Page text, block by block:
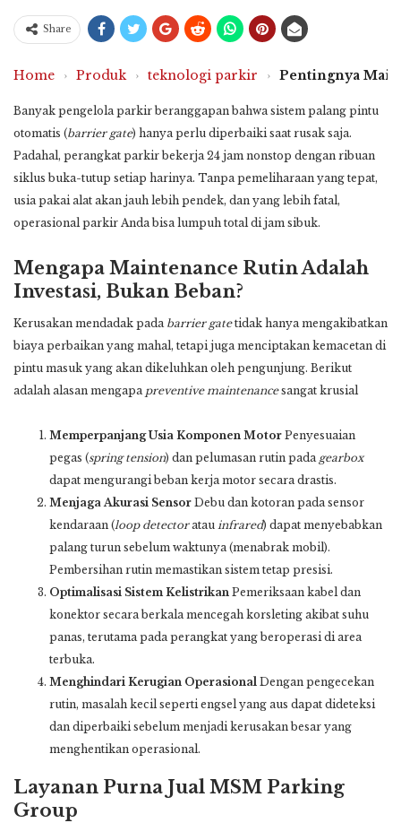
Share
Home › Produk › teknologi parkir › Pentingnya
Banyak pengelola parkir beranggapan bahwa sistem palang pintu
otomatis (barrier gate) hanya perlu diperbaiki saat rusak saja.
Padahal, perangkat parkir bekerja 24 jam nonstop dengan ribuan
siklus buka-tutup setiap harinya. Tanpa pemeliharaan yang tepat,
usia pakai alat akan jauh lebih pendek, dan yang lebih fatal,
operasional parkir Anda bisa lumpuh total di jam sibuk.
Mengapa Maintenance Rutin Adalah
Investasi, Bukan Beban?
Kerusakan mendadak pada barrier gatetidak hanya mengakibatkan
biaya perbaikan yang mahal, tetapi juga menciptakan kemacetan di
pintu masuk yang akan dikeluhkan oleh pengunjung. Berikut
adalah alasan mengapa preventive maintenancesangat krusial
Memperpanjang Usia Komponen Motor Penyesuaian
pegas (spring tension) dan pelumasan rutin pada gearbox
dapat mengurangi beban kerja motor secara drastis.
Menjaga Akurasi Sensor Debu dan kotoran pada sensor
kendaraan (loop detectoratau infrared) dapat menyebabkan
palang turun sebelum waktunya (menabrak mobil).
Pembersihan rutin memastikan sistem tetap presisi.
Optimalisasi Sistem Kelistrikan Pemeriksaan kabel dan
konektor secara berkala mencegah korsleting akibat suhu
panas, terutama pada perangkat yang beroperasi di area
terbuka.
Menghindari Kerugian Operasional Dengan pengecekan
rutin, masalah kecil seperti engsel yang aus dapat dideteksi
dan diperbaiki sebelum menjadi kerusakan besar yang
menghentikan operasional.
Layanan Purna Jual MSM Parking
Group